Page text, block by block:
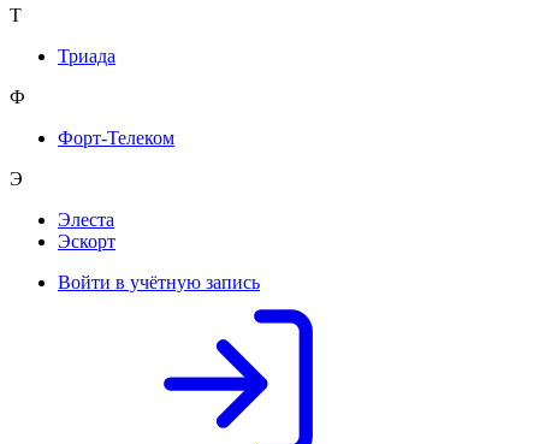
Т
Триада
Ф
Форт-Телеком
Э
Элеста
Эскорт
Войти в учётную запись